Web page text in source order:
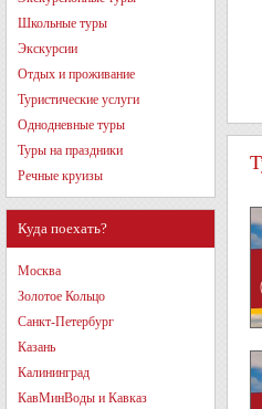
Школьные туры
Экскурсии
Отдых и проживание
Туристические услуги
Однодневные туры
Туры на праздники
Речные круизы
Куда поехать?
Москва
Золотое Кольцо
Санкт-Петербург
Казань
Калининград
КавМинВоды и Кавказ